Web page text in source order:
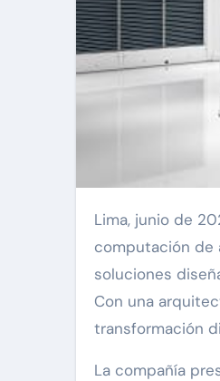
Lima, junio de 2025.- En respuesta a los desafíos crecientes de la inteligencia artificial (IA) y la
computación de
soluciones
Con una
transformación
La compañía